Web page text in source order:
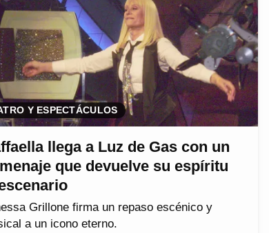
Y ESPECTÁCULOS
llega a Luz de Gas con un
que devuelve su espíritu
Grillone firma un repaso escénico y
a un icono eterno.